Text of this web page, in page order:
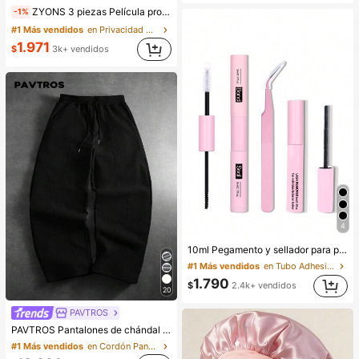
-1% ZYONS 3 piezas Película protectora de pantalla mate con privacidad, material suave, cobertura completa, anti-espía, anti-deslumbramiento, película cerámica, anti-huellas, compatible con fundas de teléfono, compatible con 17 Pro Max 6.9 pulgadas, 17 Pro Max/17 Air/16 Pro Max/16 Pro/16 Plus/16/15 Pro Max/14 Pro Max/13 Mini/12/11/XS Max/XR/8 Plus/7 Plus, imprescindible
#1 Más vendidos
en Privacidad Protectores de pantalla para teléfon
$1.971 3k+ vendidos
20
PAVTROS
PAVTROS Pantalones de chándal casuales para hombre de uso diario y desplazamientos, color liso simple, cintura con cordón, bolsillos inclinados, corte banana, pantalones de chándal oversize, pantalones de chándal holgados negros, pantalones de chándal de doble cintura para hombre, pantalones de chándal estilo gótico, pantalones de chándal Manfinity, ropa de calle
#1 Más vendidos
en Cordón Pantalones deportivos para hombre
4
10ml Pegamento y sellador para pestañas, 5ml Removedor, Pinzas, Adecuado para pestañas postizas, Fino y de larga duración resistente al agua, Uso todo el día, Pegamento y sellador para pestañas 2 en 1, Adecuado para extensiones de pestañas DIY, Pegamento para pestañas, Imprescindible
#1 Más vendidos
en Tubo Adhesivos y pegamentos para pestañas
$1.790 2.4k+ vendidos